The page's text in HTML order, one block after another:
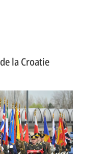
la Croatie